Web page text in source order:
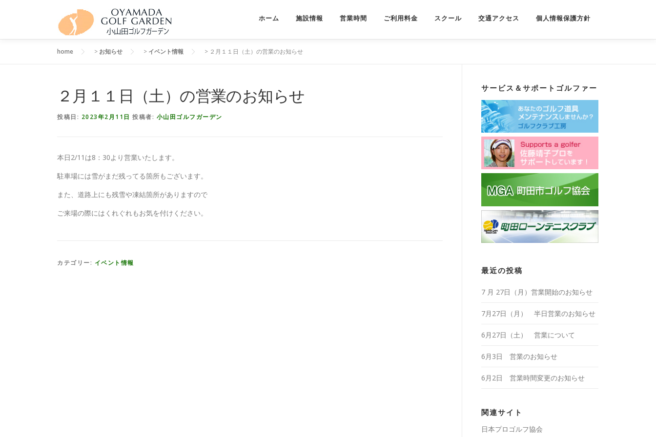
ホーム 施設情報 営業時間 ご利用料金 スクール 交通アクセス 個人情報保護方針
home > お知らせ > イベント情報 > ２月１１日（土）の営業のお知らせ
２月１１日（土）の営業のお知らせ
投稿日: 2023年2月11日 投稿者: 小山田ゴルフガーデン
本日2/11は8：30より営業いたします。
駐車場には雪がまだ残ってる箇所もございます。
また、道路上にも残雪や凍結箇所がありますので
ご来場の際にはくれぐれもお気を付けください。
カテゴリー: イベント情報
サービス＆サポートゴルファー
最近の投稿
7 月 27日（月）営業開始のお知らせ
7月27日（月） 半日営業のお知らせ
6月27日（土） 営業について
6月3日 営業のお知らせ
6月2日 営業時間変更のお知らせ
関連サイト
日本プロゴルフ協会